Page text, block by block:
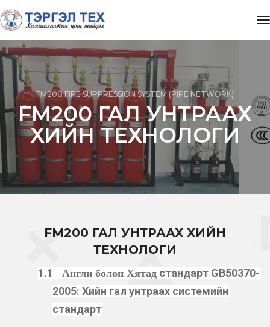
FM200 FIRE SUPPRESSION SYSTEM (PIPE NETWORK)
FM200 ГАЛ УНТРААХ
ХИЙН ТЕХНОЛОГИ
FM200 ГАЛ УНТРААХ ХИЙН
ТЕХНОЛОГИ
1.1 Англи болон Хятад стандарт GB50370-
2005: Хийн гал унтраах системийн
стандарт